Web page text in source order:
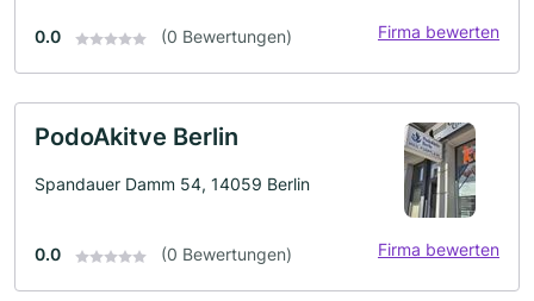
0.0 (0 Bewertungen) Firma bewerten
PodoAkitve Berlin
Spandauer Damm 54, 14059 Berlin
0.0 (0 Bewertungen) Firma bewerten